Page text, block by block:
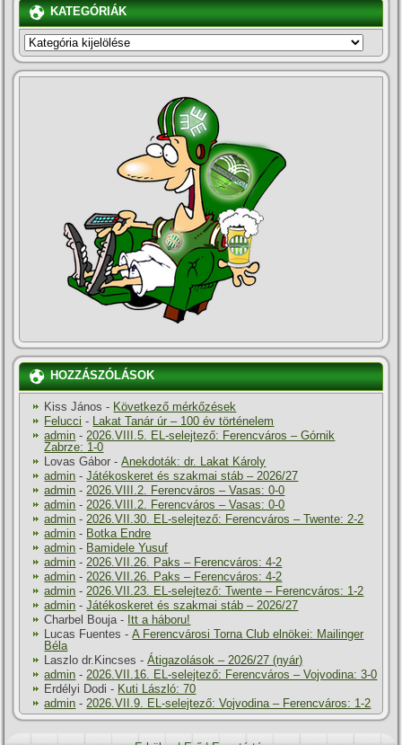
KATEGÓRIÁK
KATEGÓRIÁK
HOZZÁSZÓLÁSOK
Kiss János - Következő mérkőzések
Felucci - Lakat Tanár úr – 100 év történelem
admin -2026.VIII.5. EL-selejtező: Ferencváros – Górnik
Zabrze: 1-0
Lovas Gábor -Anekdoták: dr. Lakat Károly
admin -Játékoskeret és szakmai stáb – 2026/27
admin -2026.VIII.2. Ferencváros – Vasas: 0-0
admin -2026.VIII.2. Ferencváros – Vasas: 0-0
admin -2026.VII.30. EL-selejtező: Ferencváros – Twente: 2-2
admin - Botka Endre
admin - Bamidele Yusuf
admin -2026.VII.26. Paks – Ferencváros: 4-2
admin -2026.VII.26. Paks – Ferencváros: 4-2
admin -2026.VII.23. EL-selejtező: Twente – Ferencváros: 1-2
admin -Játékoskeret és szakmai stáb – 2026/27
Charbel Bouja- Itt a háboru!
Lucas Fuentes -A Ferencvárosi Torna Club elnökei: Mailinger
Béla
Laszlo dr.Kincses -Átigazolások – 2026/27 (nyár)
admin -2026.VII.16. EL-selejtező: Ferencváros – Vojvodina: 3-0
Erdélyi Dodi - Kuti László: 70
admin -2026.VII.9. EL-selejtező: Vojvodina – Ferencváros: 1-2